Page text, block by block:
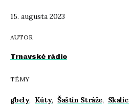
15. augusta 2023
AUTOR
Trnavské rádio
TÉMY
gbely, Kúty, Šaštín Stráže,